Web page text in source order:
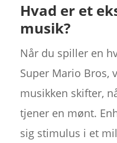
Hvad er et
musik?
Når du spiller en
Super Mario Bros,
musikken skifter,
tjener en mønt.
sig stimulus i et